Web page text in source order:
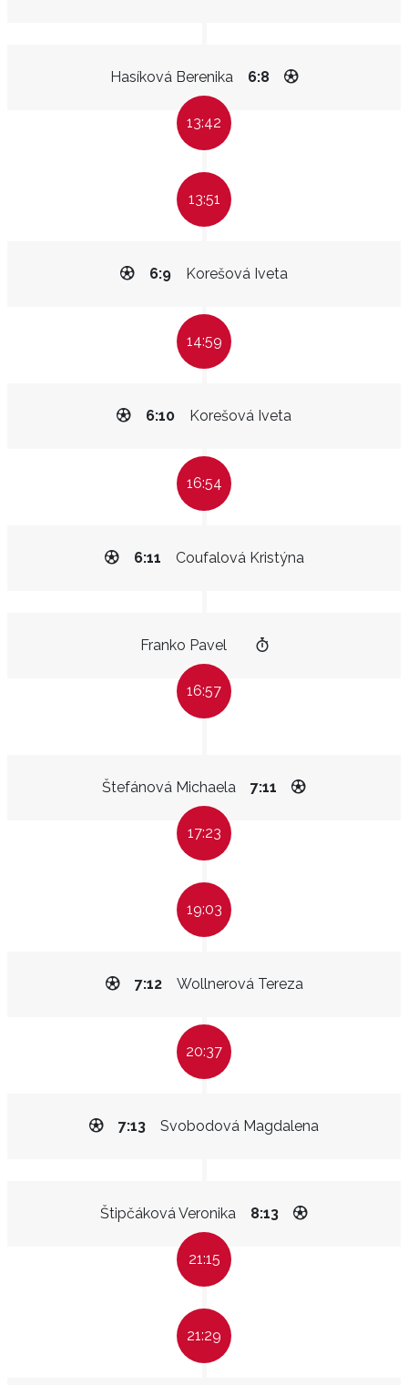
Hasíková Berenika 6:8
13:42
13:51
Korešová Iveta
6:9
14:59
Korešová Iveta
6:10
16:54
Coufalová Kristýna
6:11
Franko Pavel
16:57
Štefánová Michaela 7:11
17:23
19:03
Wollnerová Tereza
7:12
20:37
Svobodová Magdalena
7:13
Štipčáková Veronika 8:13
21:15
21:29